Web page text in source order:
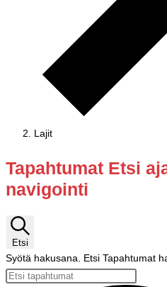
Lajit
Tapahtumat
for
01.06.2026
Tapahtumat Etsi
navigointi
Etsi
Syötä hakusana. Etsi Tapahtumat